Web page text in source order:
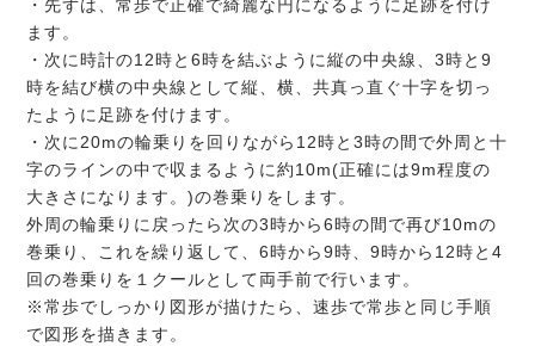
・先ずは、常歩で正確で綺麗な円になるように足跡を付け
ます。
・次に時計の12時と6時を結ぶように縦の中央線、3時と9
時を結び横の中央線として縦、横、共真っ直ぐ十字を切っ
たように足跡を付けます。
・次に20mの輪乗りを回りながら12時と3時の間で外周と十
字のラインの中で収まるように約10m(正確には9m程度の
大きさになります。)の巻乗りをします。
外周の輪乗りに戻ったら次の3時から6時の間で再び10mの
巻乗り、これを繰り返して、6時から9時、9時から12時と4
回の巻乗りを１クールとして両手前で行います。
※常歩でしっかり図形が描けたら、速歩で常歩と同じ手順
で図形を描きます。